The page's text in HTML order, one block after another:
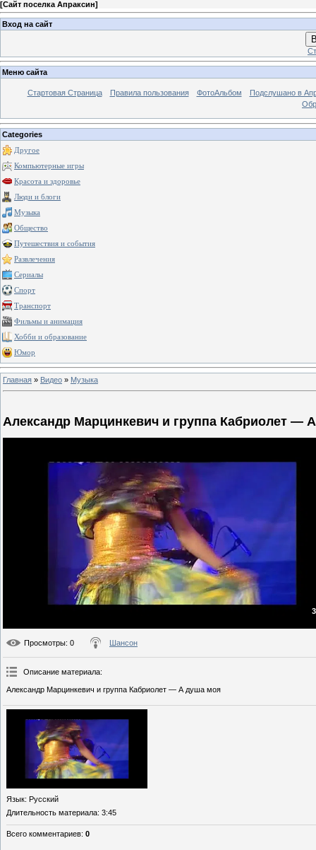
[Сайт поселка Апраксин]
Вход на сайт
Меню сайта
Стартовая Страница Правила пользования ФотоАльбом
Подслушано в
Categories
Другое
Компьютерные игры
Красота и здоровье
Люди и блоги
Музыка
Общество
Путешествия и события
Развлечения
Сериалы
Спорт
Транспорт
Фильмы и анимация
Хобби и образование
Юмор
Главная » Видео » Музыка
Александр Марцинкевич и группа Кабриолет —
Просмотры: 0 Шансон
Описание материала:
Александр Марцинкевич и группа Кабриолет — А душа моя
Язык: Русский
Длительность материала: 3:45
Всего комментариев: 0